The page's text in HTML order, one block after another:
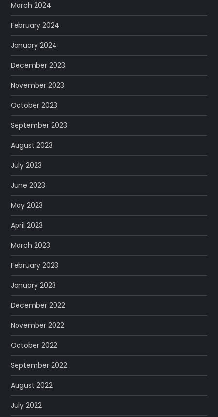
March 2024
February 2024
January 2024
December 2023
November 2023
October 2023
September 2023
August 2023
July 2023
June 2023
May 2023
April 2023
March 2023
February 2023
January 2023
December 2022
November 2022
October 2022
September 2022
August 2022
July 2022